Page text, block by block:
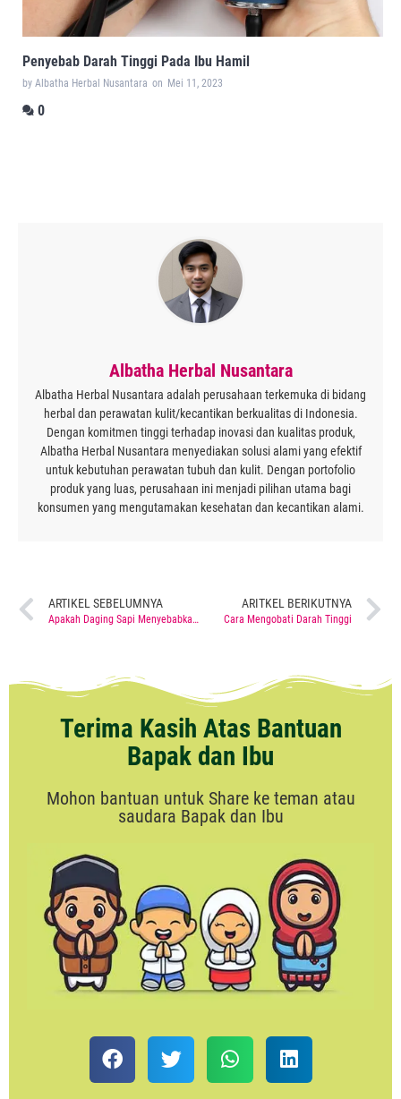
Penyebab Darah Tinggi Pada Ibu Hamil
by Albatha Herbal Nusantara on Mei 11, 2023
0
Albatha Herbal Nusantara
Albatha Herbal Nusantara adalah perusahaan terkemuka di bidang
herbal dan perawatan kulit/kecantikan berkualitas di Indonesia.
Dengan komitmen tinggi terhadap inovasi dan kualitas produk,
Albatha Herbal Nusantara menyediakan solusi alami yang efektif
untuk kebutuhan perawatan tubuh dan kulit. Dengan portofolio
produk yang luas, perusahaan ini menjadi pilihan utama bagi
konsumen yang mengutamakan kesehatan dan kecantikan alami.
ARTIKEL SEBELUMNYA
Apakah Daging Sapi Menyebabkan Darah Tinggi?
ARITKEL BERIKUTNYA
Cara Mengobati Darah Tinggi
Terima Kasih Atas Bantuan
Bapak dan Ibu
Mohon bantuan untuk Share ke teman atau
saudara Bapak dan Ibu